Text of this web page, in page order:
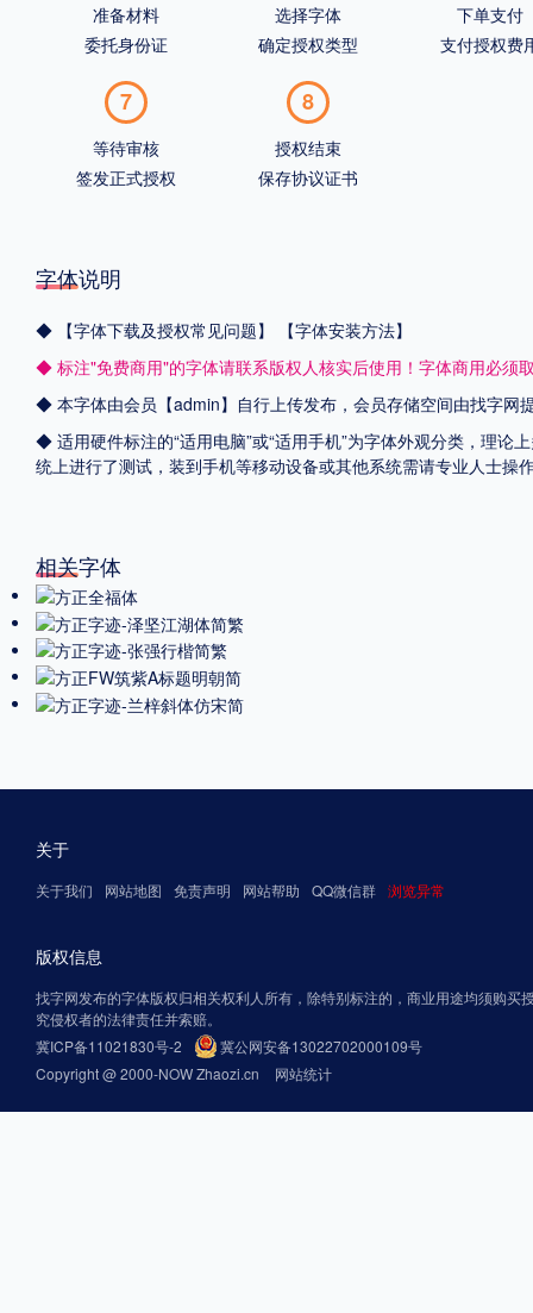
准备材料
委托身份证
选择字体
确定授权类型
下单支付
支付授权费
7
等待审核
签发正式授权
8
授权结束
保存协议证书
字体说明
◆ 【字体下载及授权常见问题】
【字体安装方法】
◆ 标注"免费商用"的字体请联系版权人核实后使用！字体商用必须
◆ 本字体由会员【admin】自行上传发布，会员存储空间由找字网
◆ 适用硬件标注的“适用电脑”或“适用手机”为字体外观分类，理论
统上进行了测试，装到手机等移动设备或其他系统需请专业人士
相关字体
关于
关于我们 网站地图 免责声明 网站帮助 QQ微信群 浏览异常
版权信息
找字网发布的字体版权归相关权利人所有，除特别标注的，商业用途均须购买
究侵权者的法律责任并索赔。
冀ICP备11021830号-2
冀公网安备13022702000109号
Copyright @ 2000-NOW Zhaozi.cn
网站统计